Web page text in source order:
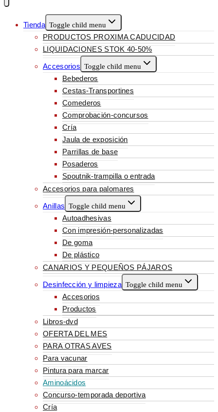
Tienda Toggle child menu
PRODUCTOS PROXIMA CADUCIDAD
LIQUIDACIONES STOK 40-50%
Accesorios Toggle child menu
Bebederos
Cestas-Transportines
Comederos
Comprobación-concursos
Cría
Jaula de exposición
Parrillas de base
Posaderos
Spoutnik-trampilla o entrada
Accesorios para palomares
Anillas Toggle child menu
Autoadhesivas
Con impresión-personalizadas
De goma
De plástico
CANARIOS Y PEQUEÑOS PÁJAROS
Desinfección y limpieza Toggle child menu
Accesorios
Productos
Libros-dvd
OFERTA DEL MES
PARA OTRAS AVES
Para vacunar
Pintura para marcar
Aminoácidos
Concurso-temporada deportiva
Cría